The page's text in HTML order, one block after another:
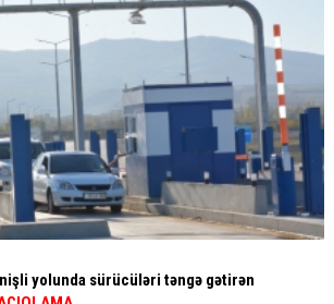
yolunda sürücüləri təngə gətirən